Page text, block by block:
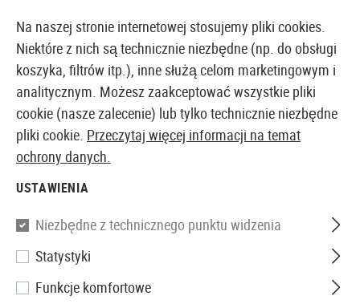
EUROPEJSKI AIRSOFT SKLEP I HURTOWNIA
Strona główna
P99 DAO Metal Version Co2
Na naszej stronie internetowej stosujemy pliki cookies.
Niektóre z nich są technicznie niezbędne (np. do obsługi
koszyka, filtrów itp.), inne służą celom marketingowym i
analitycznym. Możesz zaakceptować wszystkie pliki
cookie (nasze zalecenie) lub tylko technicznie niezbędne
pliki cookie. Przeczytaj więcej informacji na temat
ochrony danych.
USTAWIENIA
Niezbędne z technicznego punktu widzenia
Statystyki
Funkcje komfortowe